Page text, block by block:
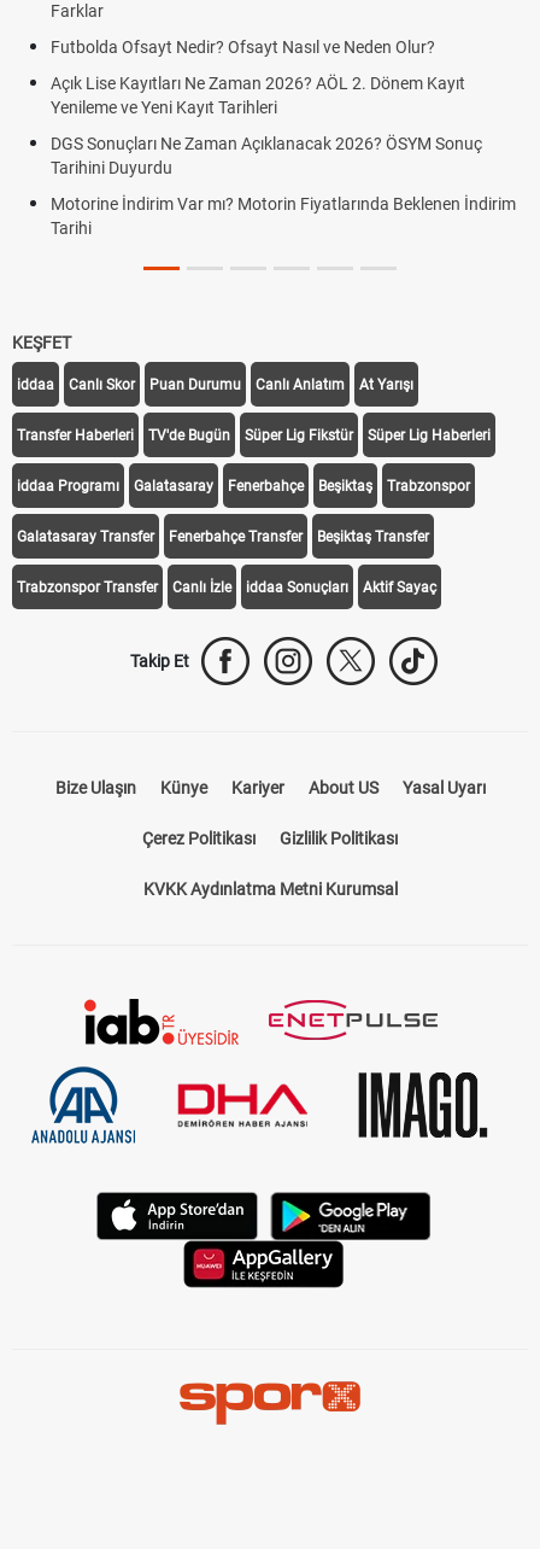
Farklar
Futbolda Ofsayt Nedir? Ofsayt Nasıl ve Neden Olur?
Açık Lise Kayıtları Ne Zaman 2026? AÖL 2. Dönem Kayıt
Yenileme ve Yeni Kayıt Tarihleri
DGS Sonuçları Ne Zaman Açıklanacak 2026? ÖSYM Sonuç
Tarihini Duyurdu
Motorine İndirim Var mı? Motorin Fiyatlarında Beklenen İndirim
Tarihi
KEŞFET
iddaa Canlı Skor Puan Durumu Canlı Anlatım At Yarışı
Transfer Haberleri TV'de Bugün Süper Lig Fikstür Süper Lig Haberleri
iddaa Programı Galatasaray Fenerbahçe Beşiktaş Trabzonspor
Galatasaray Transfer Fenerbahçe Transfer Beşiktaş Transfer
Trabzonspor Transfer Canlı İzle iddaa Sonuçları Aktif Sayaç
Takip Et
Bize Ulaşın Künye Kariyer About US Yasal Uyarı
Çerez Politikası Gizlilik Politikası
KVKK Aydınlatma Metni Kurumsal